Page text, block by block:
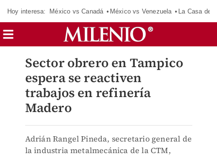
Hoy interesa: México vs Canadá México vs Venezuela La Casa de
Sector obrero en Tampico
espera se reactiven
trabajos en refinería
Madero
Adrián Rangel Pineda, secretario general de
la industria metalmecánica de la CTM,